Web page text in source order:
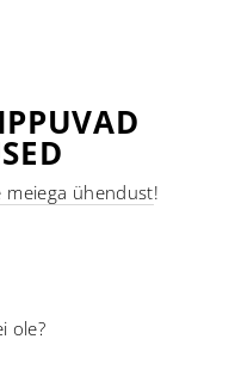
meiega ühendust!
ole?